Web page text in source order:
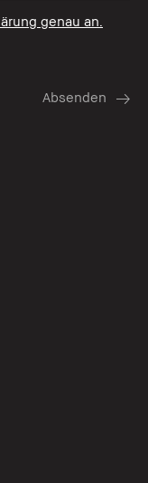
genau an.